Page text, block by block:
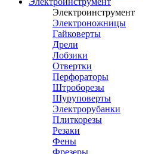
Электроинструмент
Электроножницы
Гайковерты
Дрели
Лобзики
Отвертки
Перфораторы
Штроборезы
Шуруповерты
Электрорубанки
Плиткорезы
Резаки
Фены
Фрезеры